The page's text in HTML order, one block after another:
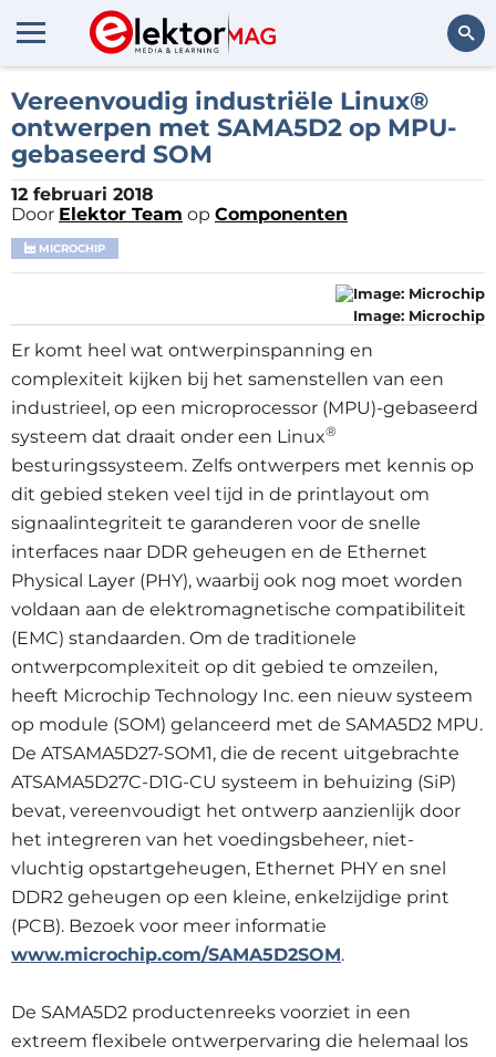
Zoeken
Vereenvoudig industriële Linux®
ontwerpen met SAMA5D2 op MPU-
gebaseerd SOM
12 februari 2018
Door Elektor Team op Componenten
MICROCHIP
Image: Microchip
Er komt heel wat ontwerpinspanning en
complexiteit kijken bij het samenstellen van een
industrieel, op een microprocessor (MPU)-gebaseerd
systeem dat draait onder een Linux®
besturingssysteem. Zelfs ontwerpers met kennis op
dit gebied steken veel tijd in de printlayout om
signaalintegriteit te garanderen voor de snelle
interfaces naar DDR geheugen en de Ethernet
Physical Layer (PHY), waarbij ook nog moet worden
voldaan aan de elektromagnetische compatibiliteit
(EMC) standaarden. Om de traditionele
ontwerpcomplexiteit op dit gebied te omzeilen,
heeft Microchip Technology Inc. een nieuw systeem
op module (SOM) gelanceerd met de SAMA5D2 MPU.
De ATSAMA5D27-SOM1, die de recent uitgebrachte
ATSAMA5D27C-D1G-CU systeem in behuizing (SiP)
bevat, vereenvoudigt het ontwerp aanzienlijk door
het integreren van het voedingsbeheer, niet-
vluchtig opstartgeheugen, Ethernet PHY en snel
DDR2 geheugen op een kleine, enkelzijdige print
(PCB). Bezoek voor meer informatie
www.microchip.com/SAMA5D2SOM.
De SAMA5D2 productenreeks voorziet in een
extreem flexibele ontwerpervaring die helemaal los